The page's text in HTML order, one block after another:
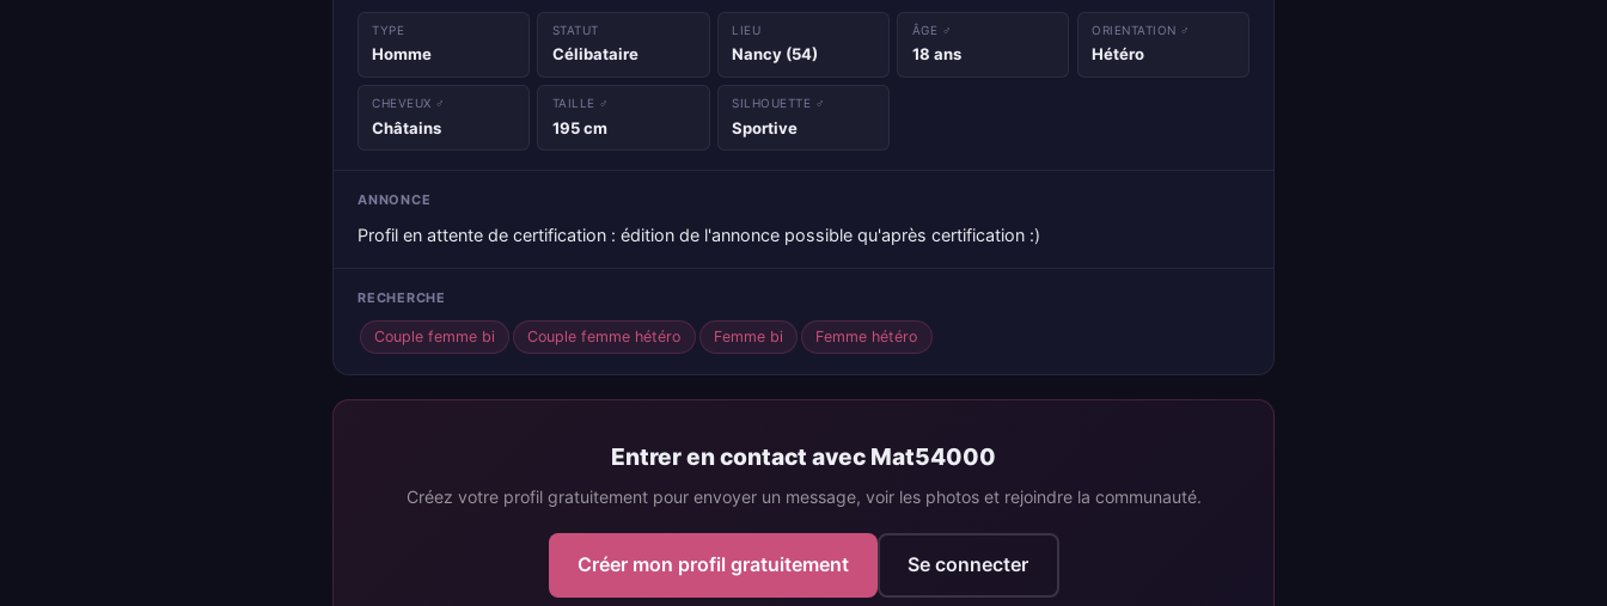
TYPE
Homme
STATUT
Célibataire
LIEU
Nancy (54)
ÂGE ♂
18 ans
ORIENTATION ♂
Hétéro
CHEVEUX ♂
Châtains
TAILLE ♂
195 cm
SILHOUETTE ♂
Sportive
ANNONCE
Profil en attente de certification : édition de l'annonce possible qu'après certification :)
RECHERCHE
Couple femme bi Couple femme hétéro Femme bi Femme hétéro
Entrer en contact avec Mat54000
Créez votre profil gratuitement pour envoyer un message, voir les photos et rejoindre la communauté.
Créer mon profil gratuitement Se connecter